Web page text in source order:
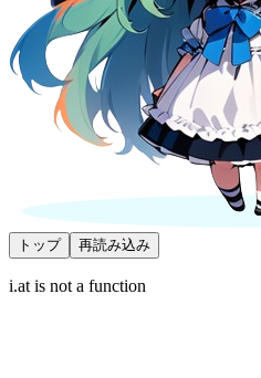
トップ 再読み込み
i.at is not a function